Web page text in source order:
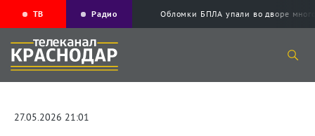
ТВ Радио Обломки БПЛА упали во дворе
27.05.2026 21:01